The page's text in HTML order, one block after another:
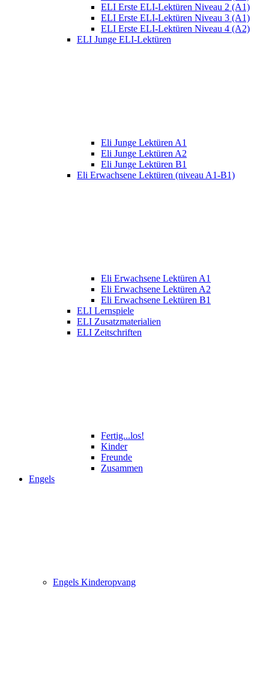
ELI Erste ELI-Lektüren Niveau 2 (A1)
ELI Erste ELI-Lektüren Niveau 3 (A1)
ELI Erste ELI-Lektüren Niveau 4 (A2)
ELI Junge ELI-Lektüren
Eli Junge Lektüren A1
Eli Junge Lektüren A2
Eli Junge Lektüren B1
Eli Erwachsene Lektüren (niveau A1-B1)
Eli Erwachsene Lektüren A1
Eli Erwachsene Lektüren A2
Eli Erwachsene Lektüren B1
ELI Lernspiele
ELI Zusatzmaterialien
ELI Zeitschriften
Fertig...los!
Kinder
Freunde
Zusammen
Engels
Engels Kinderopvang